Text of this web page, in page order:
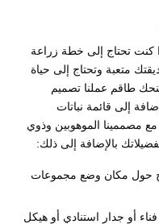
كنت تحتاج إلى خطة زراعة
متعبة وتحتاج إلى حياة
طاقم عملنا تصميم
إلى قائمة نباتات
مصممينا الموهوبين وذوي
بالإضافة إلى ذلك:
حول مكان وضع مجموعات
أو جدار استنادي أو هيكل